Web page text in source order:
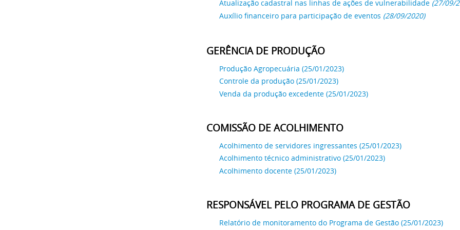
Atualização cadastral nas linhas de ações de vulnerabilidade (27/09/
Auxílio financeiro para participação de eventos (28/09/2020)
GERÊNCIA DE PRODUÇÃO
Produção Agropecuária (25/01/2023)
Controle da produção (25/01/2023)
Venda da produção excedente (25/01/2023)
COMISSÃO DE ACOLHIMENTO
Acolhimento de servidores ingressantes (25/01/2023)
Acolhimento técnico administrativo (25/01/2023)
Acolhimento docente (25/01/2023)
RESPONSÁVEL PELO PROGRAMA DE GESTÃO
Relatório de monitoramento do Programa de Gestão (25/01/2023)